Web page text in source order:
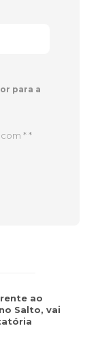
para a
**
ao
Salto, vai